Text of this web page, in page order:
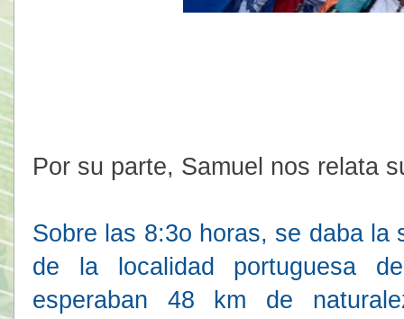
Por su parte, Samuel nos relata
Sobre las 8:3o horas, se daba la
de la localidad portuguesa
esperaban 48 km de